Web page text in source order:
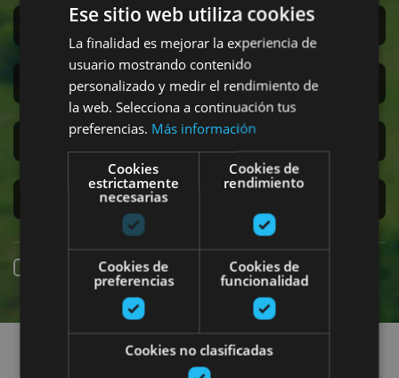
Sanferminak
Accesibilidad
Turismo regenerativo
Experiencias exclusivas
Online erreserba
Planak aurkitu
Ese sitio web utiliza cookies
La finalidad es mejorar la experiencia de
usuario mostrando contenido
personalizado y medir el rendimiento de
la web. Selecciona a continuación tus
preferencias. Más información
Cookies
estrictamente
necesarias
Cookies de
rendimiento
Cookies de
preferencias
Cookies de
funcionalidad
Cookies no clasificadas